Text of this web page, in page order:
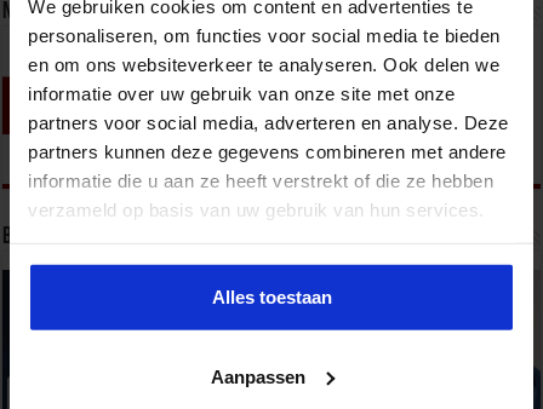
We gebruiken cookies om content en advertenties te
personaliseren, om functies voor social media te bieden
en om ons websiteverkeer te analyseren. Ook delen we
informatie over uw gebruik van onze site met onze
partners voor social media, adverteren en analyse. Deze
partners kunnen deze gegevens combineren met andere
informatie die u aan ze heeft verstrekt of die ze hebben
verzameld op basis van uw gebruik van hun services.
Alles toestaan
Aanpassen
Nieuwsbrief
Bekijk onze opleidingen